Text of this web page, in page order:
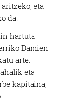
eta
da.
hartuta
Damien
arte.
eta
kapitaina,